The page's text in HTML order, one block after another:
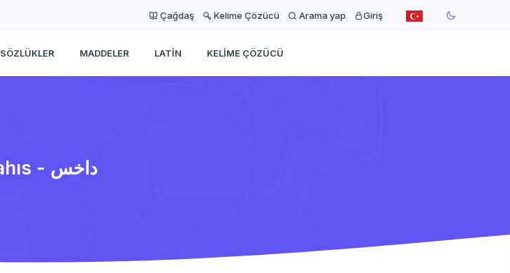
Çağdaş Kelime Çözücü Arama yap Giriş
SÖZLÜKLER MADDELER LATIN KELIME ÇÖZÜCÜ
dahıs - داخس